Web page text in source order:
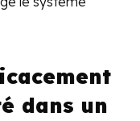
dans un